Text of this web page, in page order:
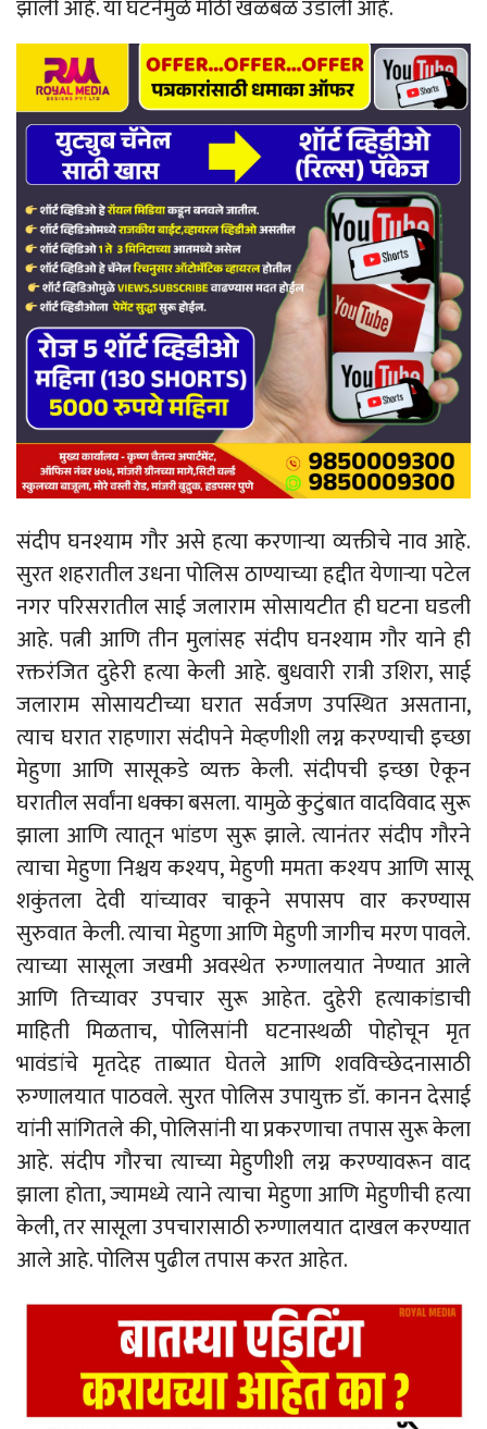
झाली आहे. या घटनेमुळे मोठी खळबळ उडाली आहे.
संदीप घनश्याम गौर असे हत्या करणाऱ्या व्यक्तीचे नाव आहे.
सुरत शहरातील उधना पोलिस ठाण्याच्या हद्दीत येणाऱ्या पटेल
नगर परिसरातील साई जलाराम सोसायटीत ही घटना घडली
आहे. पत्नी आणि तीन मुलांसह संदीप घनश्याम गौर याने ही
रक्तरंजित दुहेरी हत्या केली आहे. बुधवारी रात्री उशिरा, साई
जलाराम सोसायटीच्या घरात सर्वजण उपस्थित असताना,
त्याच घरात राहणारा संदीपने मेव्हणीशी लग्न करण्याची इच्छा
मेहुणा आणि सासूकडे व्यक्त केली. संदीपची इच्छा ऐकून
घरातील सर्वांना धक्का बसला. यामुळे कुटुंबात वादविवाद सुरू
झाला आणि त्यातून भांडण सुरू झाले. त्यानंतर संदीप गौरने
त्याचा मेहुणा निश्चय कश्यप, मेहुणी ममता कश्यप आणि सासू
शकुंतला देवी यांच्यावर चाकूने सपासप वार करण्यास
सुरुवात केली. त्याचा मेहुणा आणि मेहुणी जागीच मरण पावले.
त्याच्या सासूला जखमी अवस्थेत रुग्णालयात नेण्यात आले
आणि तिच्यावर उपचार सुरू आहेत. दुहेरी हत्याकांडाची
माहिती मिळताच, पोलिसांनी घटनास्थळी पोहोचून मृत
भावंडांचे मृतदेह ताब्यात घेतले आणि शवविच्छेदनासाठी
रुग्णालयात पाठवले. सुरत पोलिस उपायुक्त डॉ. कानन देसाई
यांनी सांगितले की, पोलिसांनी या प्रकरणाचा तपास सुरू केला
आहे. संदीप गौरचा त्याच्या मेहुणीशी लग्न करण्यावरून वाद
झाला होता, ज्यामध्ये त्याने त्याचा मेहुणा आणि मेहुणीची हत्या
केली, तर सासूला उपचारासाठी रुग्णालयात दाखल करण्यात
आले आहे. पोलिस पुढील तपास करत आहेत.